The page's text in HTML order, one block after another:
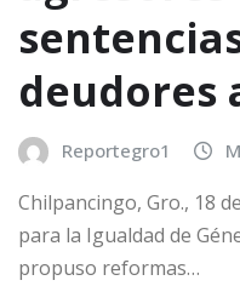
deudores
Reportegro1
Chilpancingo, Gro., 18
para la Igualdad de
propuso reformas…